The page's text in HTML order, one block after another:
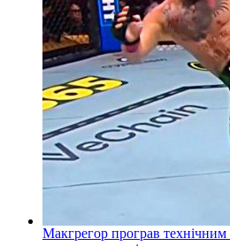
Макгрегор програв